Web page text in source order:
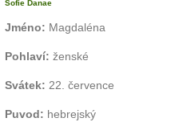
Sofie Danae
Jméno: Magdaléna
Pohlaví: ženské
Svátek: 22. července
Puvod: hebrejský